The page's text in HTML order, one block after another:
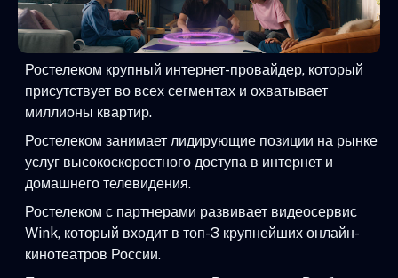
Ростелеком крупный интернет-провайдер, который
присутствует во всех сегментах и охватывает
миллионы квартир.
Ростелеком занимает лидирующие позиции на рынке
услуг высокоскоростного доступа в интернет и
домашнего телевидения.
Ростелеком с партнерами развивает видеосервис
Wink, который входит в топ-3 крупнейших онлайн-
кинотеатров России.